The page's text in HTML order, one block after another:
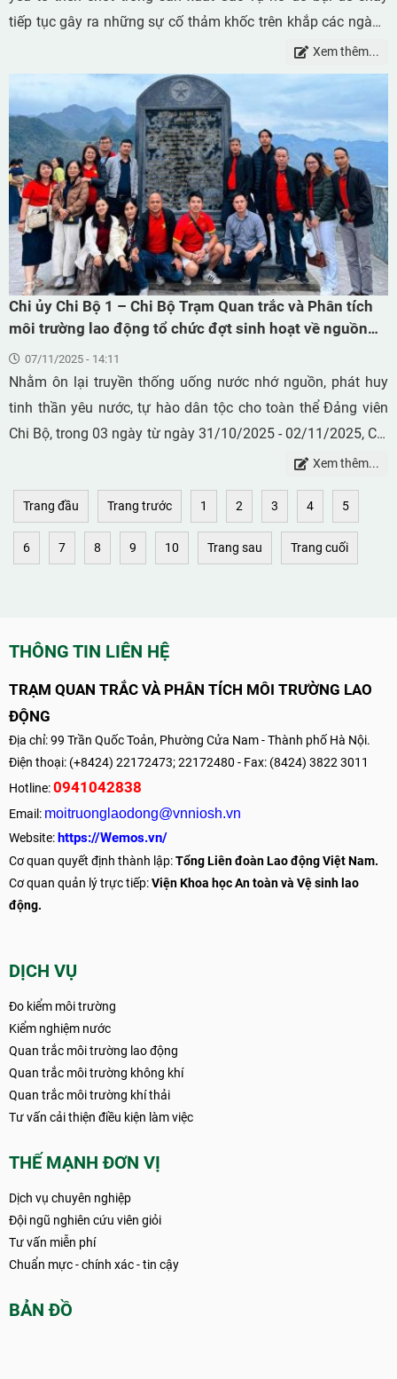
tiếp tục gây ra những sự cố thảm khốc trên khắp các ngành
công nghiệp toàn cầu. Mặc dù nhận thức và quy định đã
được tăng cường, nhưng các vụ nổ sơ cấp và thứ cấp do bụi
tích tụ vẫn xảy ra, thường dẫn đến thiệt hại nghiêm trọng về
người, hư hại cơ sở vật chất và gián đoạn hoạt động sản
xuất. Một trong những biện pháp phòng ngừa hiệu quả nhất
là duy trì nhà xưởng sạch sẽ thông qua việc vệ sinh đúng
cách và sử dụng hệ thống hút bụi công nghiệp vận hành
bằng khí nén, chống cháy nổ, an toàn nội tại, được thiết kế
chuyên biệt cho môi trường có bụi nguy hiểm.
Xem thêm...
Chi ủy Chi Bộ 1 – Chi Bộ Trạm Quan trắc và Phân tích
môi trường lao động tổ chức đợt sinh hoạt về nguồn
cho toàn thể Đảng viên Chi Bộ tại Hà Giang 2025
07/11/2025 - 14:11
Nhằm ôn lại truyền thống uống nước nhớ nguồn, phát huy
tinh thần yêu nước, tự hào dân tộc cho toàn thể Đảng viên
Chi Bộ, trong 03 ngày từ ngày 31/10/2025 - 02/11/2025, Chi
ủy Chi Bộ 1 – Chi Bộ Trạm Quan trắc và Phân tích môi
thể Đảng viên Chi Bộ tại Hà Giang.
Xem thêm...
Trang đầu Trang trước 1 2 3 4 5
6 7 8 9 10 Trang sau Trang cuối
THÔNG TIN LIÊN HỆ
TRẠM QUAN TRẮC VÀ PHÂN TÍCH MÔI TRƯỜNG LAO
ĐỘNG
Địa chỉ: 99 Trần Quốc Toản, Phường Cửa Nam - Thành phố Hà Nội.
Điện thoại: (+8424) 22172473; 22172480 - Fax: (8424) 3822 3011
Hotline:0941042838
Email: moitruonglaodong@vnniosh.vn
Website:https://Wemos.vn/
Cơ quan quyết định thành lập:Tổng Liên đoàn Lao động Việt Nam.
Cơ quan quản lý trực tiếp:Viện Khoa học An toàn và Vệ sinh lao
động.
DỊCH VỤ
Đo kiểm môi trường
Kiểm nghiệm nước
Quan trắc môi trường lao động
Quan trắc môi trường không khí
Quan trắc môi trường khí thải
Tư vấn cải thiện điều kiện làm việc
THẾ MẠNH ĐƠN VỊ
Dịch vụ chuyên nghiệp
Đội ngũ nghiên cứu viên giỏi
Tư vấn miễn phí
Chuẩn mực - chính xác - tin cậy
BẢN ĐỒ